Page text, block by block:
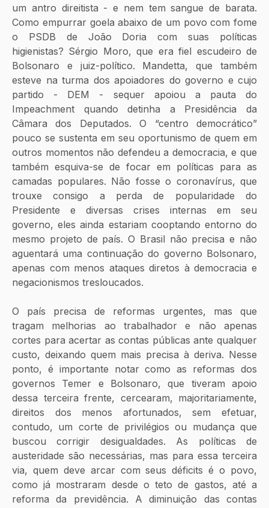
um antro direitista - e nem tem sangue de barata.
Como empurrar goela abaixo de um povo com fome
o PSDB de João Doria com suas políticas
higienistas? Sérgio Moro, que era fiel escudeiro de
Bolsonaro e juiz-político. Mandetta, que também
esteve na turma dos apoiadores do governo e cujo
partido - DEM - sequer apoiou a pauta do
Impeachment quando detinha a Presidência da
Câmara dos Deputados. O “centro democrático”
pouco se sustenta em seu oportunismo de quem em
outros momentos não defendeu a democracia, e que
também esquiva-se de focar em políticas para as
camadas populares. Não fosse o coronavírus, que
trouxe consigo a perda de popularidade do
Presidente e diversas crises internas em seu
governo, eles ainda estariam cooptando entorno do
mesmo projeto de país. O Brasil não precisa e não
aguentará uma continuação do governo Bolsonaro,
apenas com menos ataques diretos à democracia e
negacionismos tresloucados.
O país precisa de reformas urgentes, mas que
tragam melhorias ao trabalhador e não apenas
cortes para acertar as contas públicas ante qualquer
custo, deixando quem mais precisa à deriva. Nesse
ponto, é importante notar como as reformas dos
governos Temer e Bolsonaro, que tiveram apoio
dessa terceira frente, cercearam, majoritariamente,
direitos dos menos afortunados, sem efetuar,
contudo, um corte de privilégios ou mudança que
buscou corrigir desigualdades. As políticas de
austeridade são necessárias, mas para essa terceira
via, quem deve arcar com seus déficits é o povo,
como já mostraram desde o teto de gastos, até a
reforma da previdência. A diminuição das contas